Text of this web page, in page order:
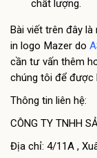
chất lượng.
Bài viết trên đây
in logo Mazer do
cần tư vấn thêm
chúng tôi để được
Thông tin liên hệ:
CÔNG TY TNHH
Địa chỉ: 4/11A ,